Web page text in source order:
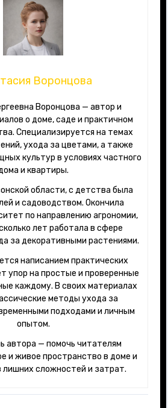
Воронцова
о доме, саде и практичном
Специализируется на темах
ухода за цветами, а также
культур в условиях частного
и квартиры.
области, с детства была
и садоводством. Окончила
по направлению агрономии,
лет работала в сфере
за декоративными растениями.
написанием практических
упор на простые и проверенные
каждому. В своих материалах
методы ухода за
подходами и личным
опытом.
автора — помочь читателям
и живое пространство в доме и
лишних сложностей и затрат.